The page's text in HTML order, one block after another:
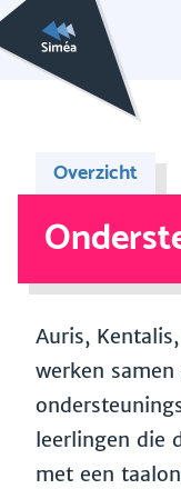
Overzicht
Auris,
werken
leerlingen die
met een